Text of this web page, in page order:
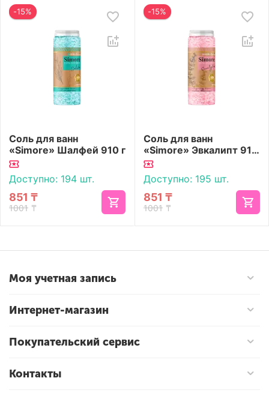
-15%
Соль для ванн
«Simore» Шалфей 910 г
Доступно: 194 шт.
1001 ₸
851 ₸
-15%
Соль для ванн
«Simore» Эвкалипт 910
г
Доступно: 195 шт.
1001 ₸
851 ₸
Моя учетная запись
Интернет-магазин
Покупательский сервис
Контакты